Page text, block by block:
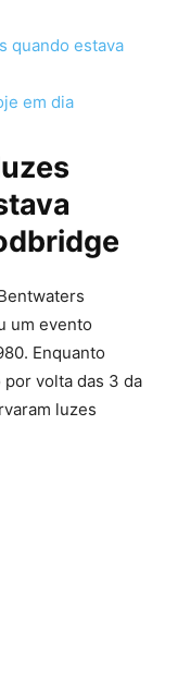
quando estava
em dia
um evento
Enquanto
volta das 3 da
luzes